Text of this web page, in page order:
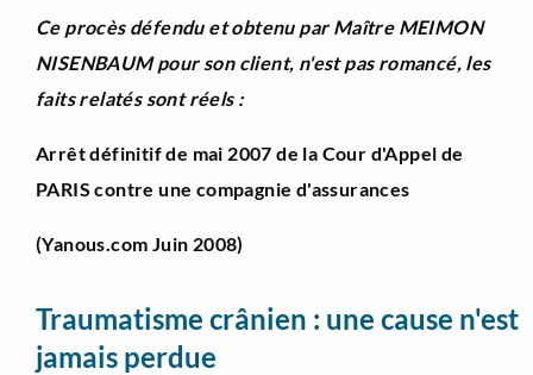
Ce procès défendu et obtenu par Maître MEIMON
NISENBAUM pour son client, n'est pas romancé, les
faits relatés sont réels :
Arrêt définitif de mai 2007 de la Cour d'Appel de
PARIS contre une compagnie d'assurances
(Yanous.com Juin 2008)
Traumatisme crânien : une cause n'est
jamais perdue